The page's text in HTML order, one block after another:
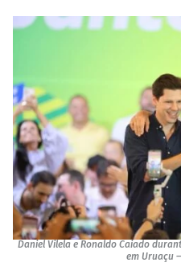
Daniel Vilela e Ronaldo Caiado
em Uruaçu